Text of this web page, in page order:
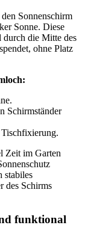
Sonnenschirm
Sonne. Diese
durch die Mitte des
ohne Platz
Schirmständer
Tischfixierung.
Zeit im Garten
stabiles
des Schirms
funktional